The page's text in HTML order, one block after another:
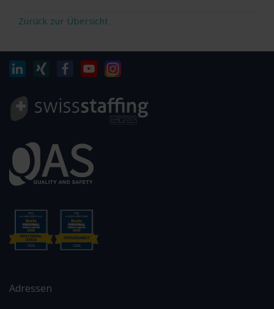
Zurück zur Übersicht
Adressen